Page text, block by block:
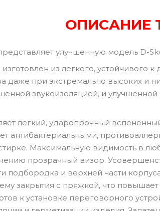
ОПИСАНИЕ
улучшенную модель D-
из легкого, устойчивого
даже при экстремально высоких и
звукоизоляцией, и
легкий, ударопрочный
антибактериальными,
Максимальную видимость в
прозрачный визор.
подбородка и верхней части
закрытия с пряжкой, что
к установке переговорного